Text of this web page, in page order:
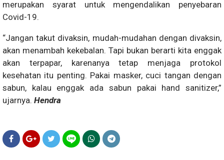
merupakan syarat untuk mengendalikan penyebaran
Covid-19.
“Jangan takut divaksin, mudah-mudahan dengan divaksin,
akan menambah kekebalan. Tapi bukan berarti kita enggak
akan terpapar, karenanya tetap menjaga protokol
kesehatan itu penting. Pakai masker, cuci tangan dengan
sabun, kalau enggak ada sabun pakai hand sanitizer,”
ujarnya. Hendra